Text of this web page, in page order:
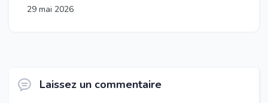
29 mai 2026
Laissez un commentaire